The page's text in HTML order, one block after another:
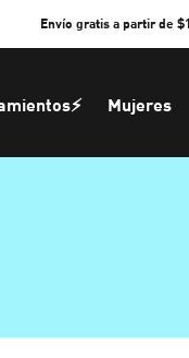
Envío gratis a partir de
Mujeres